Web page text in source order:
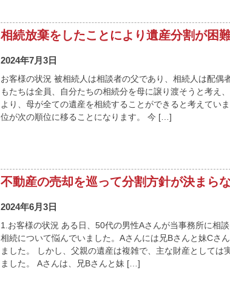
相続放棄をしたことにより遺産分割が困
2024年7月3日
お客様の状況 被相続人は相談者の父であり、相続人は配
もたちは全員、自分たちの相続分を母に譲り渡そうと考え
より、母が全ての遺産を相続することができると考えてい
位が次の順位に移ることになります。 今 […]
不動産の売却を巡って分割方針が決まら
2024年6月3日
1.お客様の状況 ある日、50代の男性Aさんが当事務所に相
相続について悩んでいました。Aさんには兄Bさんと妹Cさ
ました。 しかし、父親の遺産は複雑で、主な財産として
ました。 Aさんは、兄Bさんと妹 […]